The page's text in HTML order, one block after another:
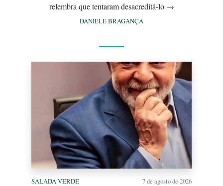
relembra que tentaram desacreditá-lo →
DANIELE BRAGANÇA
SALADA VERDE 7 de agosto de 2026